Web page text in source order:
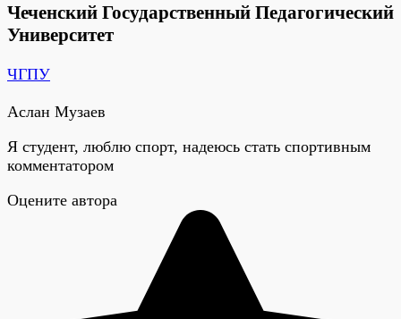
Чеченский Государственный Педагогический
Университет
ЧГПУ
Аслан Музаев
Я студент, люблю спорт, надеюсь стать спортивным
комментатором
Оцените автора